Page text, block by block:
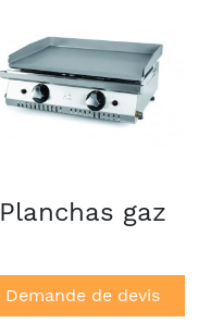
Planchas gaz
Demande de devis